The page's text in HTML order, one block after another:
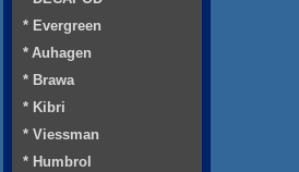
* Evergreen
* Auhagen
* Brawa
* Kibri
* Viessman
* Humbrol